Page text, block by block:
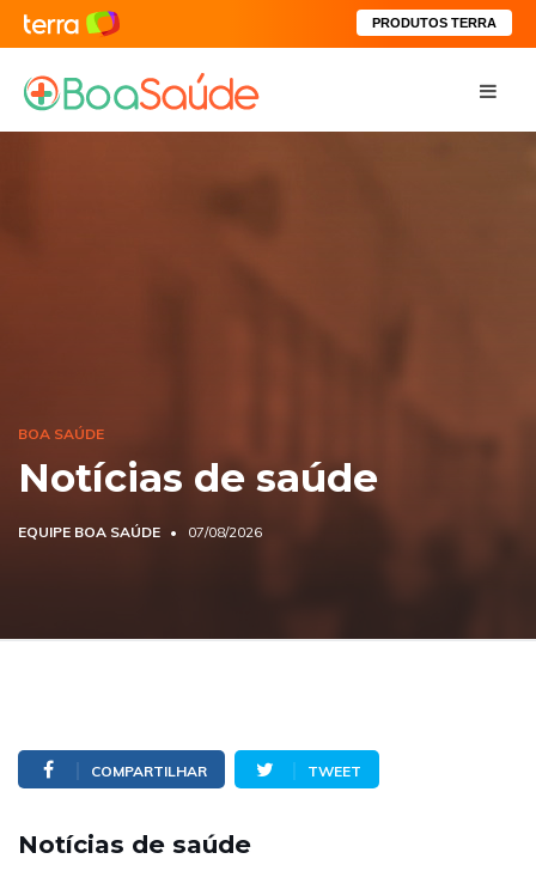
PRODUTOS TERRA
BOA SAÚDE
Notícias de saúde
EQUIPE BOA SAÚDE 07/08/2026
COMPARTILHAR TWEET
Notícias de saúde